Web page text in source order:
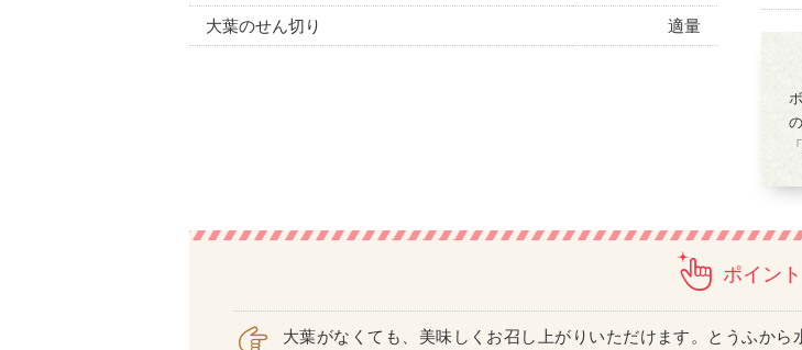
大葉のせん切り 適量
ポイント
大葉がなくても、美味しくお召し上がりいただけます。とうふか